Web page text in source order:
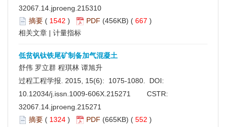
32067.14.jproeng.215310
摘要 ( 1542 ) PDF (456KB) ( 667 )
相关文章 | 计量指标
低贫钒钛铁尾矿制备加气混凝土
舒伟 罗立群 程琪林 谭旭升
过程工程学报. 2015, 15(6): 1075-1080. DOI:
10.12034/j.issn.1009-606X.215271
CSTR:
32067.14.jproeng.215271
摘要 ( 1324 ) PDF (665KB) ( 552 )